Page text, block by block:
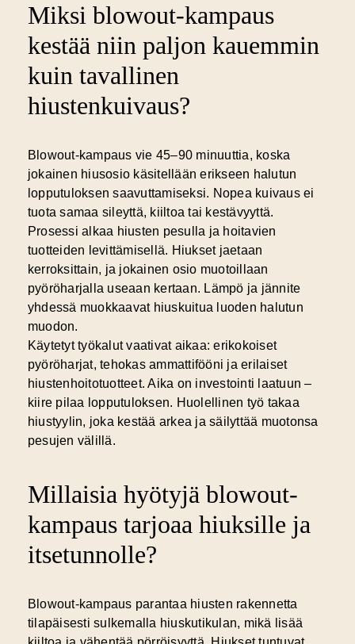
Miksi blowout-kampaus
kestää niin paljon kauemmin
kuin tavallinen
hiustenkuivaus?
Blowout-kampaus vie 45–90 minuuttia, koska
jokainen hiusosio käsitellään erikseen halutun
lopputuloksen saavuttamiseksi. Nopea kuivaus ei
tuota samaa sileyttä, kiiltoa tai kestävyyttä.
Prosessi alkaa hiusten pesulla ja hoitavien
tuotteiden levittämisellä. Hiukset jaetaan
kerroksittain, ja jokainen osio muotoillaan
pyöröharjalla useaan kertaan. Lämpö ja jännite
yhdessä muokkaavat hiuskuitua luoden halutun
muodon.
Käytetyt työkalut vaativat aikaa: erikokoiset
pyöröharjat, tehokas ammattifööni ja erilaiset
hiustenhoitotuotteet. Aika on investointi laatuun –
kiire pilaa lopputuloksen. Huolellinen työ takaa
hiustyylin, joka kestää arkea ja säilyttää muotonsa
pesujen välillä.
Millaisia hyötyjä blowout-
kampaus tarjoaa hiuksille ja
itsetunnolle?
Blowout-kampaus parantaa hiusten rakennetta
tilapäisesti sulkemalla hiuskutikulan, mikä lisää